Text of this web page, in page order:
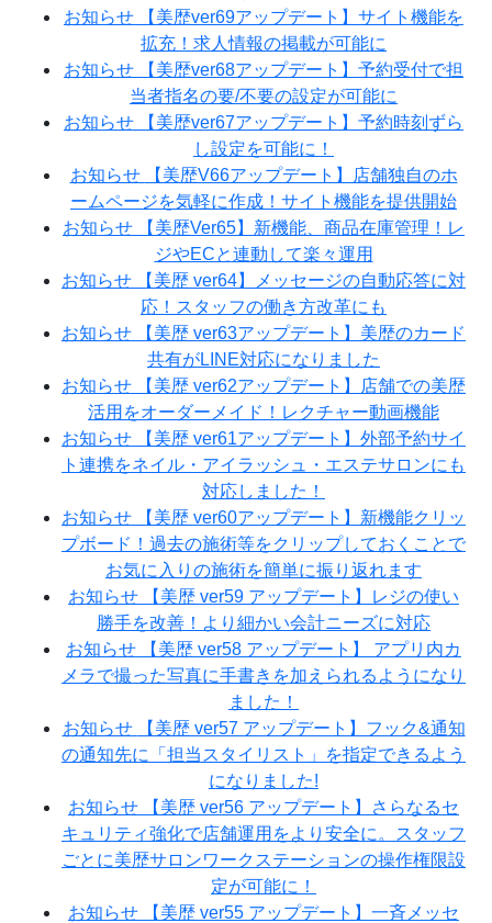
お知らせ
【美歴ver69アップデート】サイト機能を
拡充！求人情報の掲載が可能に
お知らせ
【美歴ver68アップデート】予約受付で担
当者指名の要/不要の設定が可能に
お知らせ
【美歴ver67アップデート】予約時刻ずら
し設定を可能に！
お知らせ
【美歴V66アップデート】店舗独自のホ
ームページを気軽に作成！サイト機能を提供開始
お知らせ
【美歴Ver65】新機能、商品在庫管理！レ
ジやECと連動して楽々運用
お知らせ
【美歴 ver64】メッセージの自動応答に対
応！スタッフの働き方改革にも
お知らせ
【美歴 ver63アップデート】美歴のカード
共有がLINE対応になりました
お知らせ
【美歴 ver62アップデート】店舗での美歴
活用をオーダーメイド！レクチャー動画機能
お知らせ
【美歴 ver61アップデート】外部予約サイ
ト連携をネイル・アイラッシュ・エステサロンにも
対応しました！
お知らせ
【美歴 ver60アップデート】新機能クリッ
プボード！過去の施術等をクリップしておくことで
お気に入りの施術を簡単に振り返れます
お知らせ
【美歴 ver59 アップデート】レジの使い
勝手を改善！より細かい会計ニーズに対応
お知らせ
【美歴 ver58 アップデート】 アプリ内カ
メラで撮った写真に手書きを加えられるようになり
ました！
お知らせ
【美歴 ver57 アップデート】フック&通知
の通知先に「担当スタイリスト」を指定できるよう
になりました!
お知らせ
【美歴 ver56 アップデート】さらなるセ
キュリティ強化で店舗運用をより安全に。スタッフ
ごとに美歴サロンワークステーションの操作権限設
定が可能に！
お知らせ
【美歴 ver55 アップデート】一斉メッセ